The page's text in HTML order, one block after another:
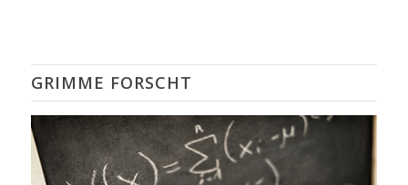
GRIMME FORSCHT